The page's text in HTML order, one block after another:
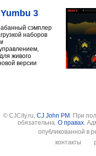
3
сэмплер
наборов
живого
версии
© CJCity.ru, CJ John PM . При
обязательна. О правах.
опубликованной в
контакты